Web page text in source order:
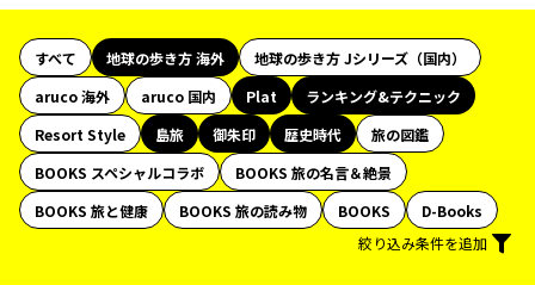
すべて 地球の歩き方 海外
地球の歩き方 Jシリーズ（国内）
aruco 海外
aruco 国内 Plat
ランキング&テクニック
Resort Style
島旅 御朱印 歴史時代
旅の図鑑
BOOKS スペシャルコラボ
BOOKS 旅の名言＆絶景
BOOKS 旅と健康
BOOKS 旅の読み物 BOOKS
D-Books
絞り込み条件を追加